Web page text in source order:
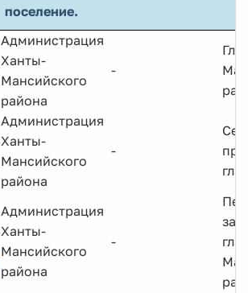
поселение.
Администрация
Ханты-
Мансийского
района
-
Администрация
Ханты-
Мансийского
района
-
Администрация
Ханты-
Мансийского
района
-